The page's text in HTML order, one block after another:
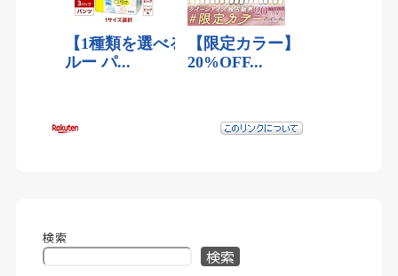
検索
検索